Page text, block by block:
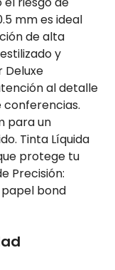
mm es ideal
de alta
y
Deluxe
al detalle
conferencias.
para un
Tinta Líquida
protege tu
Precisión:
bond